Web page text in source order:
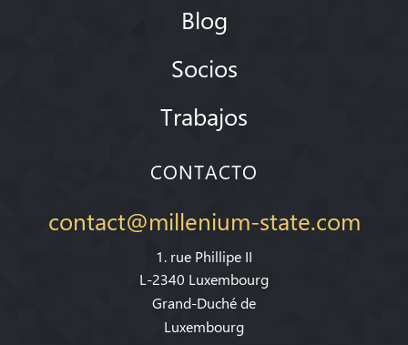
Blog
Socios
Trabajos
CONTACTO
contact@millenium-state.com
1. rue Phillipe II
L-2340 Luxembourg
Grand-Duché de
Luxembourg